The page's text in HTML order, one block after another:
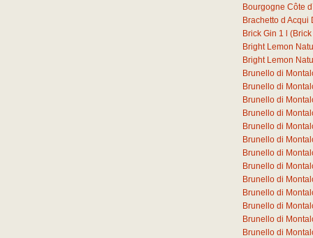
Bourgogne Côte
Brachetto d Acqui
Brick Gin 1
Bright Lemon
Bright Lemon
Brunello di
Brunello di
Brunello di
Brunello di
Brunello di
Brunello di
Brunello di
Brunello di
Brunello di
Brunello di
Brunello di
Brunello di
Brunello di